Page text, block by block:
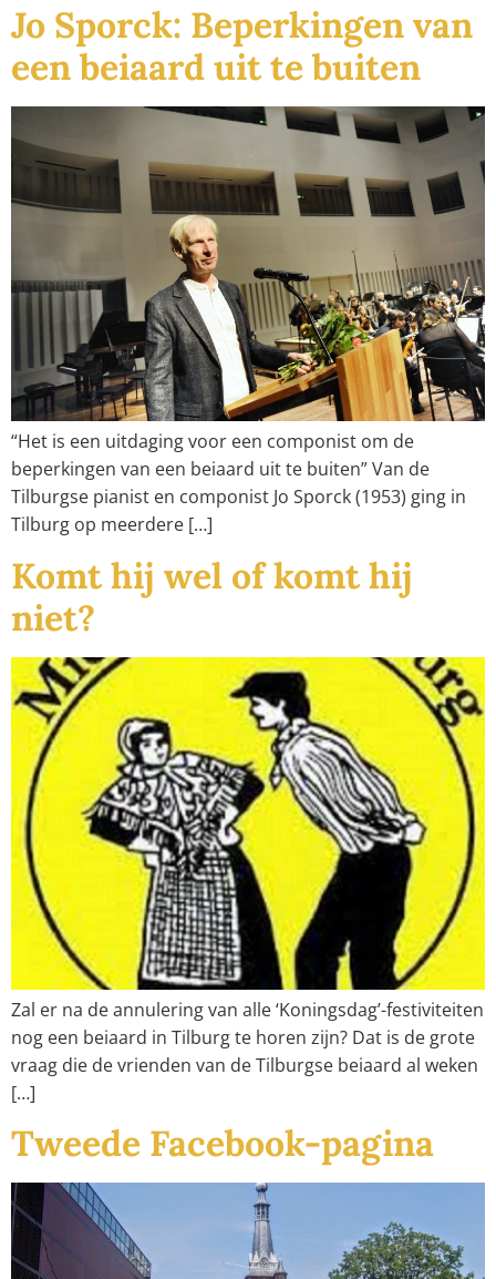
Jo Sporck: Beperkingen van
een beiaard uit te buiten
“Het is een uitdaging voor een componist om de
beperkingen van een beiaard uit te buiten” Van de
Tilburgse pianist en componist Jo Sporck (1953) ging in
Tilburg op meerdere […]
Komt hij wel of komt hij
niet?
Zal er na de annulering van alle ‘Koningsdag’-festiviteiten
nog een beiaard in Tilburg te horen zijn? Dat is de grote
vraag die de vrienden van de Tilburgse beiaard al weken
[…]
Tweede Facebook-pagina